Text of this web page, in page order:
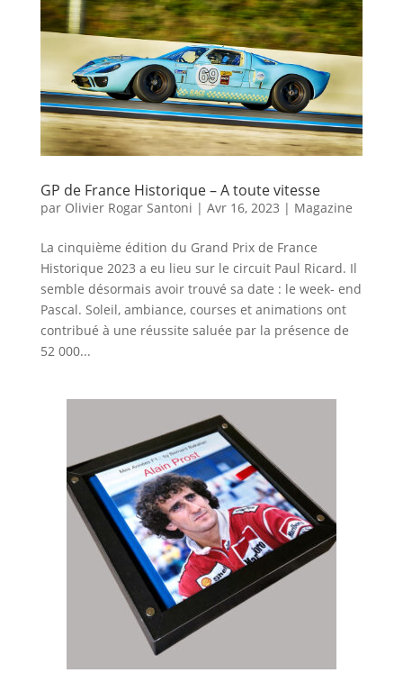
GP de France Historique – A toute vitesse
par Olivier Rogar Santoni | Avr 16, 2023 | Magazine
La cinquième édition du Grand Prix de France
Historique 2023 a eu lieu sur le circuit Paul Ricard. Il
semble désormais avoir trouvé sa date : le week- end
Pascal. Soleil, ambiance, courses et animations ont
contribué à une réussite saluée par la présence de
52 000...